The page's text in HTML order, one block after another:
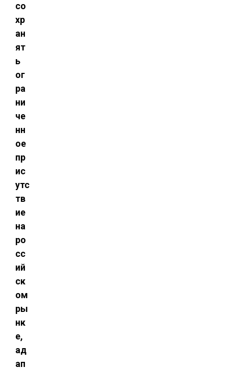
со
хр
ан
ят
ь
ог
ра
ни
че
нн
ое
пр
ис
утс
тв
ие
на
ро
сс
ий
ск
ом
ры
нк
е,
ад
ап